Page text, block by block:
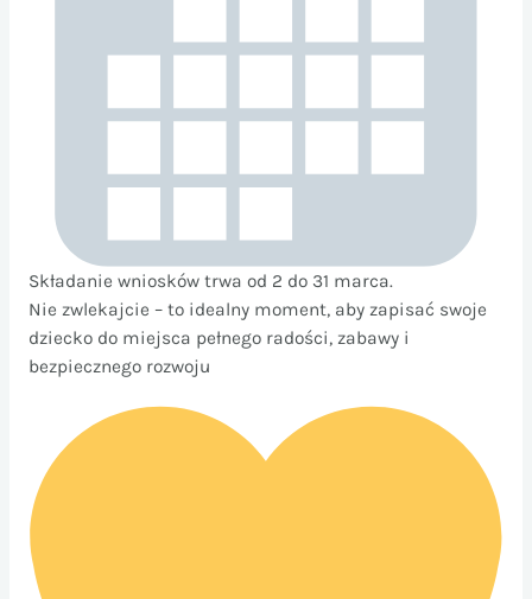
Składanie wniosków trwa od 2 do 31 marca.
Nie zwlekajcie – to idealny moment, aby zapisać swoje
dziecko do miejsca pełnego radości, zabawy i
bezpiecznego rozwoju